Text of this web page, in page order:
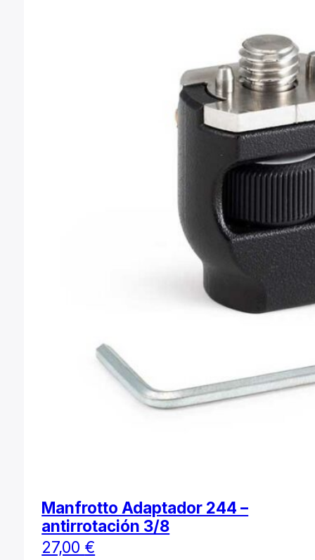
Manfrotto Adaptador 244 –
antirrotación 3/8
27,00 €